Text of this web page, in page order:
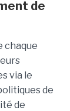
de
chaque
via le
de
de